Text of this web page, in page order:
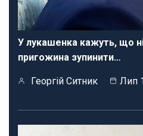
У лукашенка кажуть, що
пригожина зупинити…
Георгій Ситник Лип